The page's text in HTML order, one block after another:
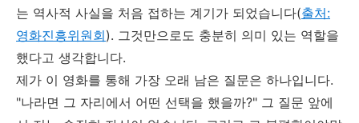
는 역사적 사실을 처음 접하는 계기가 되었습니다(출처:
영화진흥위원회). 그것만으로도 충분히 의미 있는 역할을
했다고 생각합니다.
제가 이 영화를 통해 가장 오래 남은 질문은 하나입니다.
"나라면 그 자리에서 어떤 선택을 했을까?" 그 질문 앞에